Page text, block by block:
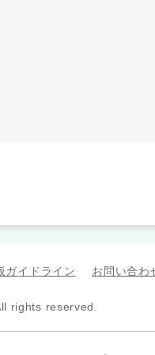
ガイドライン お問い合わ
rights reserved.